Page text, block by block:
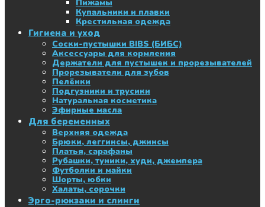
Пижамы
Купальники и плавки
Крестильная одежда
Гигиена и уход
Соски-пустышки BIBS (БИБС)
Аксессуары для кормления
Держатели для пустышек и прорезывателей
Прорезыватели для зубов
Пелёнки
Подгузники и трусики
Натуральная косметика
Эфирные масла
Для беременных
Верхняя одежда
Брюки, леггинсы, джинсы
Платья, сарафаны
Рубашки, туники, худи, джемпера
Футболки и майки
Шорты, юбки
Халаты, сорочки
Эрго-рюкзаки и слинги